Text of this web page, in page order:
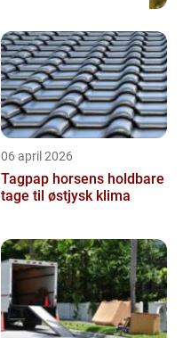
06 april 2026
Tagpap horsens holdbare
tage til østjysk klima